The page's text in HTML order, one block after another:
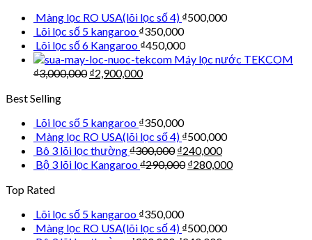
Màng lọc RO USA(lõi lọc số 4) ₫500,000
Lõi lọc số 5 kangaroo ₫350,000
Lõi lọc số 6 Kangaroo ₫450,000
Máy lọc nước TEKCOM
₫3,000,000 ₫2,900,000
Best Selling
Lõi lọc số 5 kangaroo ₫350,000
Màng lọc RO USA(lõi lọc số 4) ₫500,000
Bô 3 lõi lọc thường₫300,000 ₫240,000
Bộ 3 lõi lọc Kangaroo₫290,000 ₫280,000
Top Rated
Lõi lọc số 5 kangaroo ₫350,000
Màng lọc RO USA(lõi lọc số 4) ₫500,000